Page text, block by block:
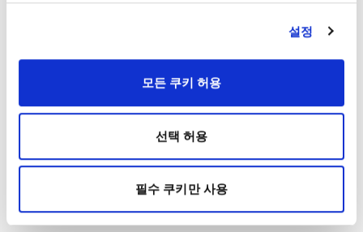
설정
모든 쿠키 허용
선택 허용
필수 쿠키만 사용